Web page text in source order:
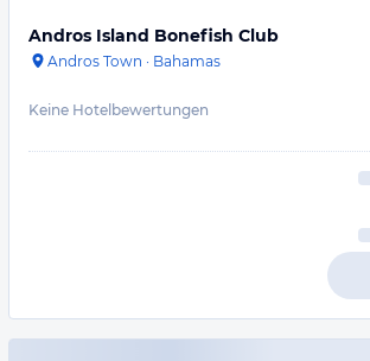
Andros Island Bonefish Club
Andros Town · Bahamas
Keine Hotelbewertungen